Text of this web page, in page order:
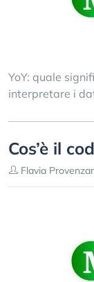
YoY: quale
interpretare i
Cos’è il
Flavia